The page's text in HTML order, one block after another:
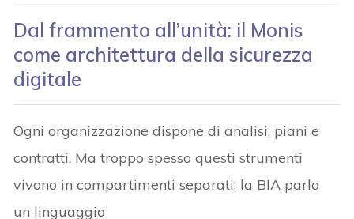
Dal frammento all’unità: il Monis
come architettura della sicurezza
digitale
Ogni organizzazione dispone di analisi, piani e
contratti. Ma troppo spesso questi strumenti
vivono in compartimenti separati: la BIA parla
un linguaggio